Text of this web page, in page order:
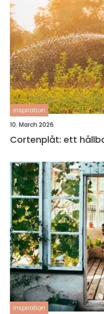
inspiration
10. March 2026
Cortenplåt: ett
inspiration